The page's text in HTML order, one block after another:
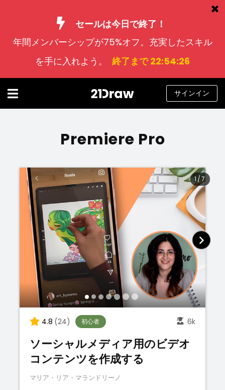
セールは今日で終了！
年間メンバーシップが75%オフ。充実したスキル
を手に入れよう。
終了まで 22:54:26
コース
ヘルプ
サインイン
日
本
語
サインイン
Premiere Pro
4.8 (24) 初心者 6k
ソーシャルメディア用のビデオ
コンテンツを作成する
マリア・リア・マランドリーノ
1 /7